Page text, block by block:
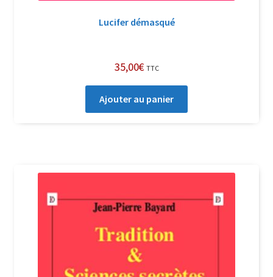
Lucifer démasqué
35,00€ TTC
Ajouter au panier